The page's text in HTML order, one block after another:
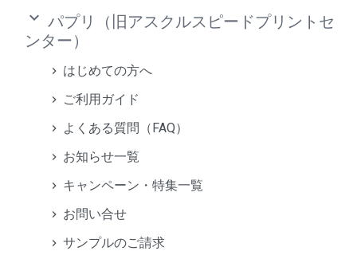
keyboard_arrow_down パプリ（旧アスクルスピードプリントセ
ンター）
はじめての方へ
ご利用ガイド
よくある質問（FAQ）
お知らせ一覧
キャンペーン・特集一覧
お問い合せ
サンプルのご請求